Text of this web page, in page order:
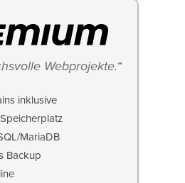
Webprojekte.“
inklusive
Speicherplatz
MariaDB
Backup